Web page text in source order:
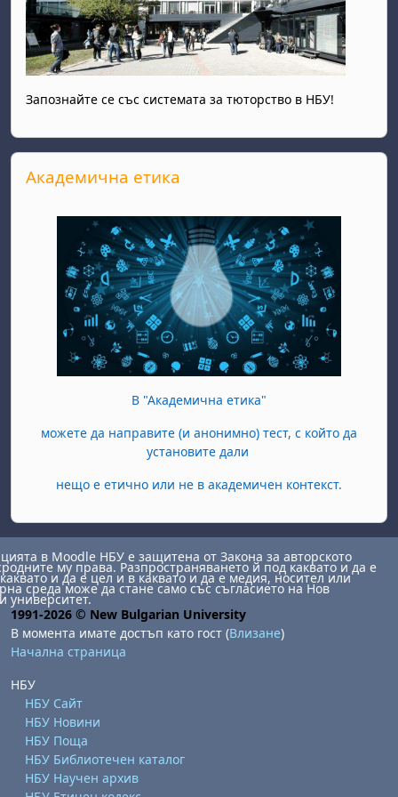
Запознайте се със системата за тюторство в НБУ!
Прескочи Академична етика
Академична етика
В "Академична етика"
можете да направите (и анонимно) тест, с който да
установите дали
нещо е етично или не в академичен контекст.
в Moodle НБУ е защитена от Закона за авторското
му права. Разпространяването й под каквато и да е
и да е цел и в каквато и да е медия, носител или
среда може да стане само със съгласието на Нов
университет.
1991-2026 © New Bulgarian University
В момента имате достъп като гост (Влизане)
Начална страница
НБУ
НБУ Сайт
НБУ Новини
НБУ Поща
НБУ Библиотечен каталог
НБУ Научен архив